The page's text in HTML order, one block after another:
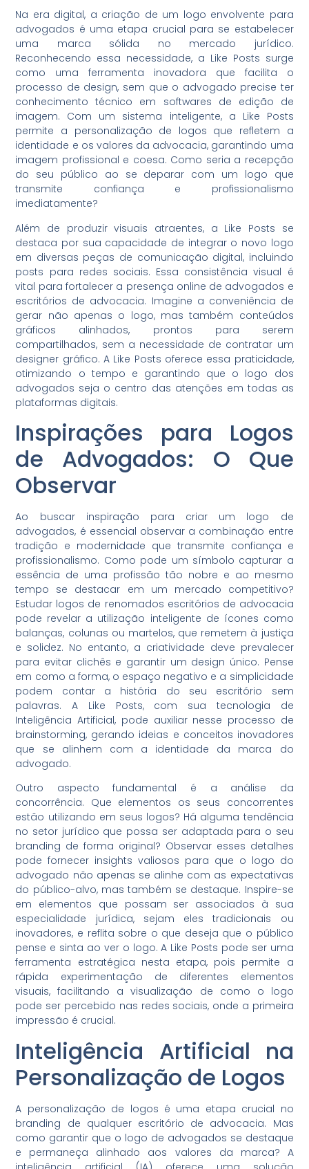
Na era digital, a criação de um logo envolvente para
advogados é uma etapa crucial para se estabelecer
uma marca sólida no mercado jurídico.
Reconhecendo essa necessidade, a Like Posts surge
como uma ferramenta inovadora que facilita o
processo de design, sem que o advogado precise ter
conhecimento técnico em softwares de edição de
imagem. Com um sistema inteligente, a Like Posts
permite a personalização de logos que refletem a
identidade e os valores da advocacia, garantindo uma
imagem profissional e coesa. Como seria a recepção
do seu público ao se deparar com um logo que
transmite confiança e profissionalismo
imediatamente?
Além de produzir visuais atraentes, a Like Posts se
destaca por sua capacidade de integrar o novo logo
em diversas peças de comunicação digital, incluindo
posts para redes sociais. Essa consistência visual é
vital para fortalecer a presença online de advogados e
escritórios de advocacia. Imagine a conveniência de
gerar não apenas o logo, mas também conteúdos
gráficos alinhados, prontos para serem
compartilhados, sem a necessidade de contratar um
designer gráfico. A Like Posts oferece essa praticidade,
otimizando o tempo e garantindo que o logo dos
advogados seja o centro das atenções em todas as
plataformas digitais.
Inspirações para Logos
de Advogados: O Que
Observar
Ao buscar inspiração para criar um logo de
advogados, é essencial observar a combinação entre
tradição e modernidade que transmite confiança e
profissionalismo. Como pode um símbolo capturar a
essência de uma profissão tão nobre e ao mesmo
tempo se destacar em um mercado competitivo?
Estudar logos de renomados escritórios de advocacia
pode revelar a utilização inteligente de ícones como
balanças, colunas ou martelos, que remetem à justiça
e solidez. No entanto, a criatividade deve prevalecer
para evitar clichês e garantir um design único. Pense
em como a forma, o espaço negativo e a simplicidade
podem contar a história do seu escritório sem
palavras. A Like Posts, com sua tecnologia de
Inteligência Artificial, pode auxiliar nesse processo de
brainstorming, gerando ideias e conceitos inovadores
que se alinhem com a identidade da marca do
advogado.
Outro aspecto fundamental é a análise da
concorrência. Que elementos os seus concorrentes
estão utilizando em seus logos? Há alguma tendência
no setor jurídico que possa ser adaptada para o seu
branding de forma original? Observar esses detalhes
pode fornecer insights valiosos para que o logo do
advogado não apenas se alinhe com as expectativas
do público-alvo, mas também se destaque. Inspire-se
em elementos que possam ser associados à sua
especialidade jurídica, sejam eles tradicionais ou
inovadores, e reflita sobre o que deseja que o público
pense e sinta ao ver o logo. A Like Posts pode ser uma
ferramenta estratégica nesta etapa, pois permite a
rápida experimentação de diferentes elementos
visuais, facilitando a visualização de como o logo
pode ser percebido nas redes sociais, onde a primeira
impressão é crucial.
Inteligência Artificial na
Personalização de Logos
A personalização de logos é uma etapa crucial no
branding de qualquer escritório de advocacia. Mas
como garantir que o logo de advogados se destaque
e permaneça alinhado aos valores da marca? A